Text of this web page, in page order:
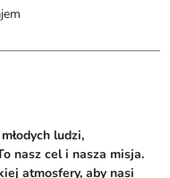
ludzi,
nasz cel i nasza misja.
atmosfery, aby nasi